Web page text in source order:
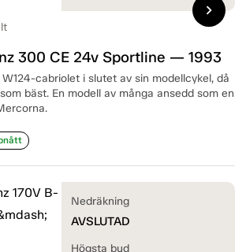
300 CE 24v Sportline — 1993
cabriolet i slutet av sin modellcykel, då
bäst. En modell av många ansedd som en
chevron_right
Nedräkning
AVSLUTAD
Högsta bud